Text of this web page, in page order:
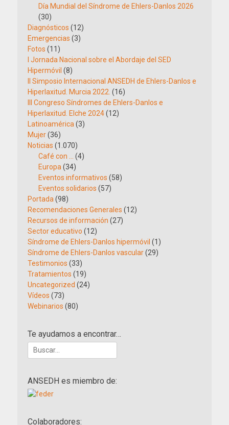
Día Mundial del Síndrome de Ehlers-Danlos 2026
(30)
Diagnósticos (12)
Emergencias (3)
Fotos (11)
I Jornada Nacional sobre el Abordaje del SED
Hipermóvil (8)
II Simposio Internacional ANSEDH de Ehlers-Danlos e
Hiperlaxitud. Murcia 2022. (16)
III Congreso Síndromes de Ehlers-Danlos e
Hiperlaxitud. Elche 2024(12)
Latinoamérica (3)
Mujer(36)
Noticias (1.070)
Café con …
(4)
Europa (34)
Eventos informativos (58)
Eventos solidarios (57)
Portada (98)
Recomendaciones Generales (12)
Recursos de información (27)
Sector educativo (12)
Síndrome de Ehlers-Danlos hipermóvil (1)
Síndrome de Ehlers-Danlos vascular(29)
Testimonios (33)
Tratamientos (19)
Uncategorized (24)
Vídeos (73)
Webinarios (80)
Te ayudamos a encontrar…
Buscar:
ANSEDH es miembro de:
Colaboradores: